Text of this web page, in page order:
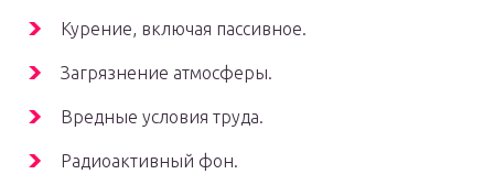
Курение, включая пассивное.
Загрязнение атмосферы.
Вредные условия труда.
Радиоактивный фон.